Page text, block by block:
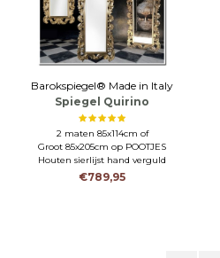
Barokspiegel® Made in Italy
Spiegel Quirino
Antiekgoud
2 maten 85x114cm of
Groot 85x205cm op POOTJES
Houten sierlijst hand verguld
€789,95